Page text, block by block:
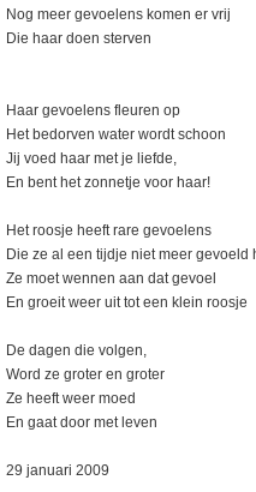
Nog meer gevoelens komen er vrij
Die haar doen sterven
Haar gevoelens fleuren op
Het bedorven water wordt schoon
Jij voed haar met je liefde,
En bent het zonnetje voor haar!
Het roosje heeft rare gevoelens
Die ze al een tijdje niet meer gevoeld
Ze moet wennen aan dat gevoel
En groeit weer uit tot een klein roosje
De dagen die volgen,
Word ze groter en groter
Ze heeft weer moed
En gaat door met leven
29 januari 2009